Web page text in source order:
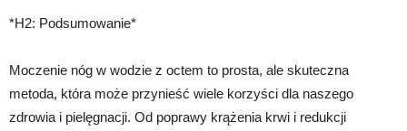
*H2: Podsumowanie*
Moczenie nóg w wodzie z octem to prosta, ale skuteczna
metoda, która może przynieść wiele korzyści dla naszego
zdrowia i pielęgnacji. Od poprawy krążenia krwi i redukcji